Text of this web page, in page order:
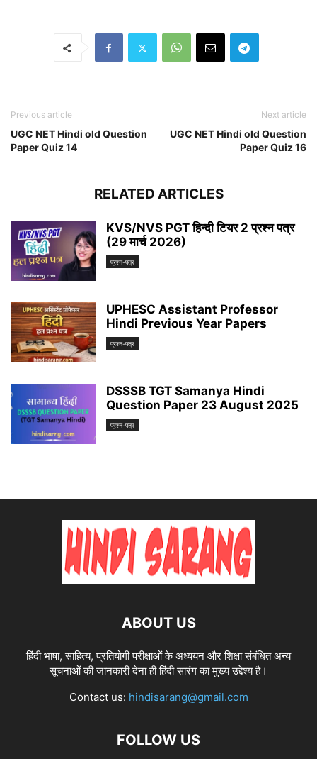
Previous article
UGC NET Hindi old Question
Paper Quiz 14
Next article
UGC NET Hindi old Question
Paper Quiz 16
RELATED ARTICLES
KVS/NVS PGT हिन्दी टियर 2 प्रश्न पत्र
(29 मार्च 2026)
प्रश्न-पत्र
UPHESC Assistant Professor
Hindi Previous Year Papers
प्रश्न-पत्र
DSSSB TGT Samanya Hindi
Question Paper 23 August 2025
प्रश्न-पत्र
ABOUT US
हिंदी भाषा, साहित्य, प्रतियोगी परीक्षाओं के अध्ययन और शिक्षा संबंधित अन्य
सूचनाओं की जानकारी देना ही हिंदी सारंग का मुख्य उद्देश्य है।
Contact us: hindisarang@gmail.com
FOLLOW US